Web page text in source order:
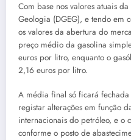
Com base nos valores atuais
Geologia (DGEG), e tendo em
os valores da abertura do
preço médio da gasolina
euros por litro, enquanto o
2,16 euros por litro.
A média final só ficará
registar alterações em função
internacionais do petróleo, e o
conforme o posto de